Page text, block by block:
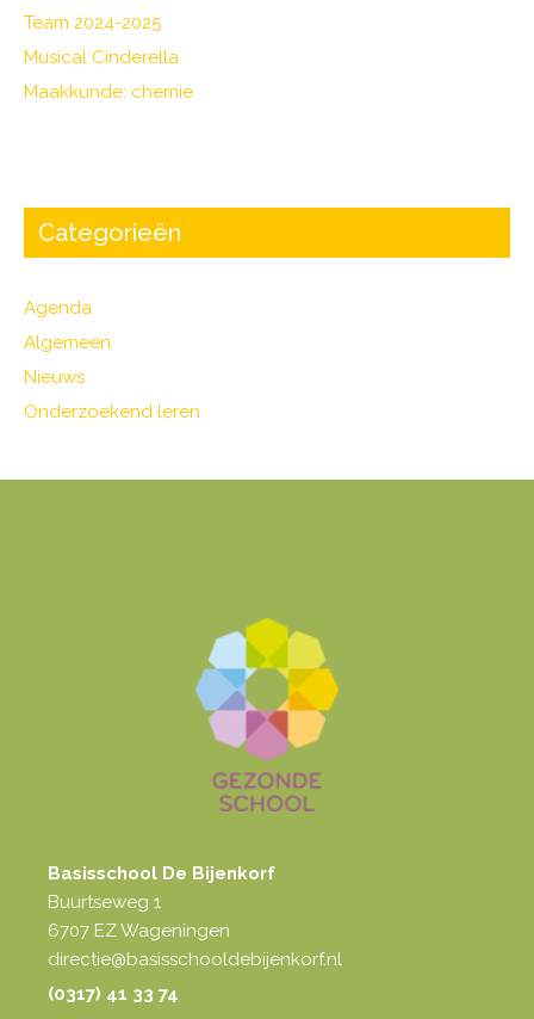
Team 2024-2025
Musical Cinderella
Maakkunde: chemie
Categorieën
Agenda
Algemeen
Nieuws
Onderzoekend leren
Basisschool De Bijenkorf
Buurtseweg 1
6707 EZ Wageningen
directie@basisschooldebijenkorf.nl
(0317) 41 33 74